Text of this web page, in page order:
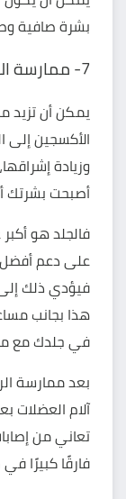
بشرة صافية
7- ممارسة الرياضة بانتظام
يمكن أن تزيد
الأكسجين إلى
وزيادة
أصبحت بشرتك
فالجلد هو
على دعم أفضل
فيؤدي ذلك
هذا بجانب
في جلدك مع
بعد ممارسة
آلام العضلات
تعاني من
فارقًا كبيرًا